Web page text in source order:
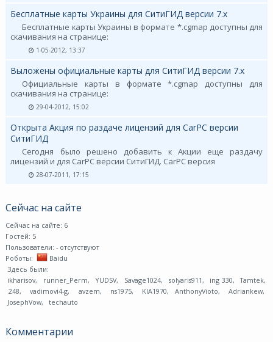
Бесплатные карты Украины для СитиГИД версии 7.х
Бесплатные карты Украины в формате *.cgmap доступны для
скачивания на странице:
1-05-2012, 13:37
Выложены официальные карты для СитиГИД версии 7.х
Официальные карты в формате *.cgmap доступны для
скачивания на странице:
29-04-2012, 15:02
Открыта Акция по раздаче лицензий для CarPC версии
СитиГИД
Сегодня было решено добавить к Акции еще раздачу
лицензий и для CarPC версии СитиГИД. CarPC версия
28-07-2011, 17:15
Сейчас на сайте
Сейчас на сайте: 6
Гостей: 5
Пользователи: - отсутствуют
Роботы:
Baidu
Здесь были:
ikharisov, runner_Perm, YUDSV, Savage1024, solyaris911 , ing 330, Tamtek,
248, vadimovi4-g, avzem, ns1975, KIA1970, AnthonyVioto, Adriankew,
JosephVow, techauto
Комментарии